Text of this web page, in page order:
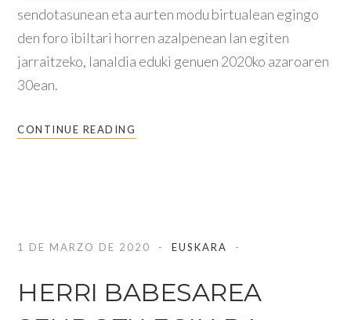
sendotasunean eta aurten modu birtualean egingo
den foro ibiltari horren azalpenean lan egiten
jarraitzeko, lanaldia eduki genuen 2020ko azaroaren
30ean.
CONTINUE READING
1 DE MARZO DE 2020 EUSKARA
HERRI BABESAREA